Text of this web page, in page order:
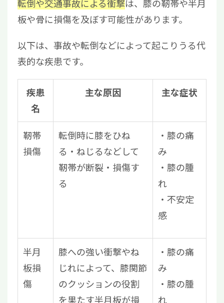
転倒や交通事故による衝撃は、膝の靭帯や半月
板や骨に損傷を及ぼす可能性があります。
以下は、事故や転倒などによって起こりうる代
表的な疾患です。
疾患
名
主な原因 主な症状
靭帯
損傷
転倒時に膝をひね
る・ねじるなどして
靭帯が断裂・損傷す
る
膝の痛
み
膝の腫
れ
不安定
感
半月
板損
傷
膝への強い衝撃やね
じれによって、膝関節
のクッションの役割
を果たす半月板が損
膝の痛
み
膝の腫
れ